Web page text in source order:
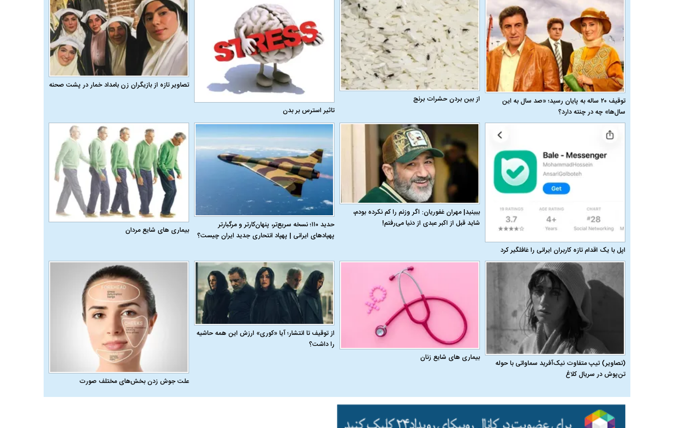
توقیف ۲۰ ساله به پایان رسید؛ «صد سال به این
سال‌ها» چه در چنته دارد؟
از بین بردن حشرات برنج
تاثیر استرس بر بدن
تصاویر تازه از بازیگران زن بامداد خمار در پشت صحنه
اپل با یک اقدام تازه کاربران ایرانی را غافلگیر کرد
ببینید| مهران غفوریان: اگر وزنم را کم نکرده بودم،
شاید قبل از اکبر عبدی از دنیا می‌رفتم!
حدید ۱۱۰؛ نسخه سریع‌تر، پنهان‌کارتر و مرگبارتر
پهپادهای ایرانی | پهپاد انتحاری جدید ایران چیست؟
بیماری‌ های شایع مردان
(تصاویر) تیپ متفاوت نیک‌آفرید سماواتی با حوله
تن‌پوش در سریال کلاغ
بیماری‌ های شایع زنان
از توقیف تا انتشار؛ آیا «کوری» ارزش این همه حاشیه
را داشت؟
علت جوش زدن بخش‌های مختلف صورت